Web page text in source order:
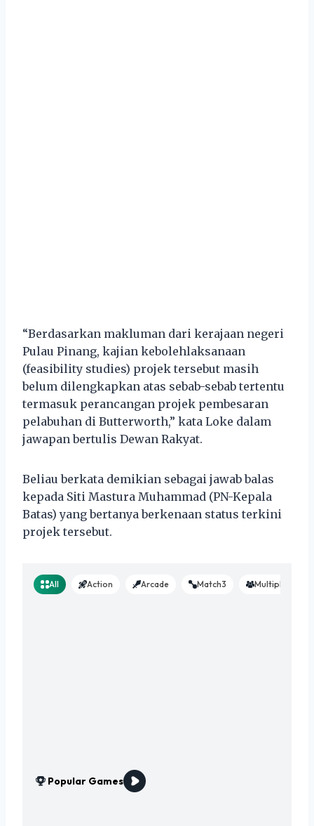
“Berdasarkan makluman dari kerajaan negeri
Pulau Pinang, kajian kebolehlaksanaan
(feasibility studies) projek tersebut masih
belum dilengkapkan atas sebab-sebab tertentu
termasuk perancangan projek pembesaran
pelabuhan di Butterworth,” kata Loke dalam
jawapan bertulis Dewan Rakyat.
Beliau berkata demikian sebagai jawab balas
kepada Siti Mastura Muhammad (PN-Kepala
Batas) yang bertanya berkenaan status terkini
projek tersebut.